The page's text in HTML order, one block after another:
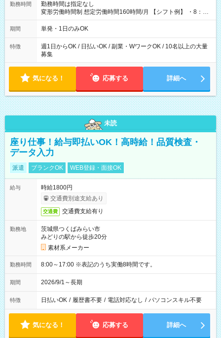
勤務時間
勤務時間は指定なし
変形労働時間制 想定労働時間160時間/月 【シフト例】 ・8：00
～21：00
期間 単発・1日のみOK
特徴
週1日からOK / 日払いOK / 副業・WワークOK / 10名以上の大量
募集
気になる！ 応募する 詳細へ
未読
座り仕事！給与即払いOK！高時給！品質検査・
データ入力
派遣 ブランクOK WEB登録・面接OK
給与
時給1800円
交通費別途支給あり
交通費 交通費支給有り
勤務地
茨城県つくばみらい市
みどりの駅から徒歩20分
素材系メーカー
勤務時間 8:00～17:00 ※表記のうち実働8時間です。
期間 2026/9/1～長期
特徴 日払いOK / 履歴書不要 / 電話対応なし / パソコンスキル不要
気になる！ 応募する 詳細へ